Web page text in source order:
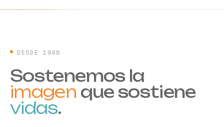
DESDE 1948
Sostenemos la
imagen que sostiene
vidas.